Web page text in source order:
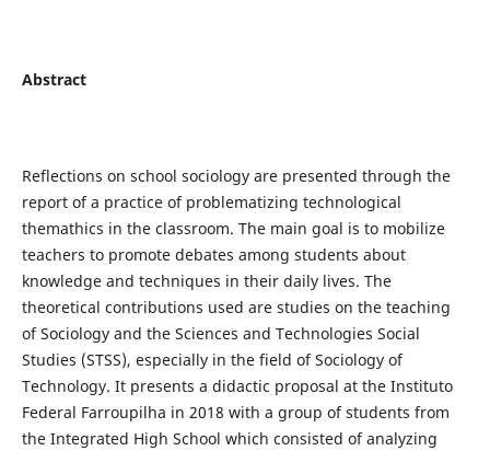
Abstract
Reflections on school sociology are presented through the
report of a practice of problematizing technological
themathics in the classroom. The main goal is to mobilize
teachers to promote debates among students about
knowledge and techniques in their daily lives. The
theoretical contributions used are studies on the teaching
of Sociology and the Sciences and Technologies Social
Studies (STSS), especially in the field of Sociology of
Technology. It presents a didactic proposal at the Instituto
Federal Farroupilha in 2018 with a group of students from
the Integrated High School which consisted of analyzing